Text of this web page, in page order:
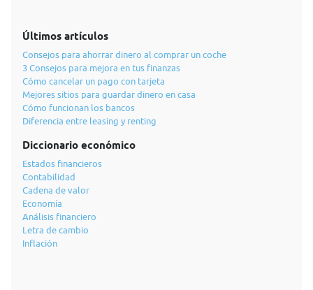
Últimos artículos
Consejos para ahorrar dinero al comprar un coche
3 Consejos para mejora en tus finanzas
Cómo cancelar un pago con tarjeta
Mejores sitios para guardar dinero en casa
Cómo funcionan los bancos
Diferencia entre leasing y renting
Diccionario económico
Estados financieros
Contabilidad
Cadena de valor
Economía
Análisis financiero
Letra de cambio
Inflación